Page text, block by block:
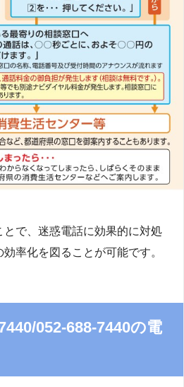
とで、迷惑電話に効果的に対処
率化を図ることが可能です。
052-688-7440の電